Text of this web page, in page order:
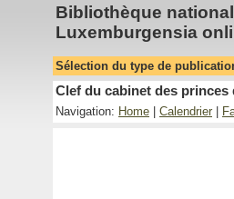
Bibliothèque
Luxemburgensia
Sélection du type de
Clef du cabinet des princes
Navigation: Home Calendrier